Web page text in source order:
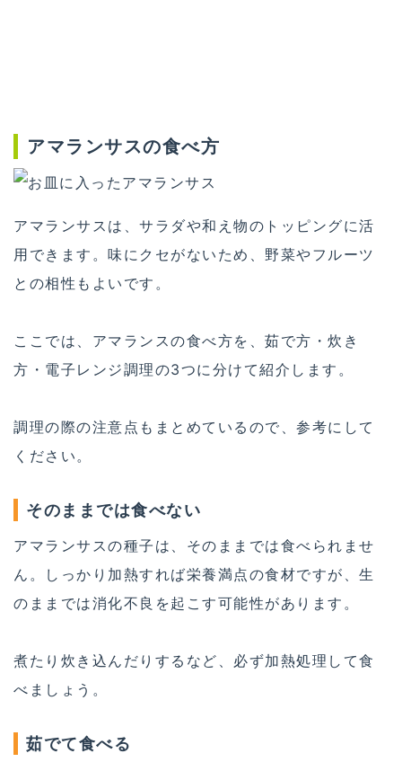
アマランサスの食べ方
アマランサスは、サラダや和え物のトッピングに活
用できます。味にクセがないため、野菜やフルーツ
との相性もよいです。
ここでは、アマランスの食べ方を、茹で方・炊き
方・電子レンジ調理の3つに分けて紹介します。
調理の際の注意点もまとめているので、参考にして
ください。
そのままでは食べない
アマランサスの種子は、そのままでは食べられませ
ん。しっかり加熱すれば栄養満点の食材ですが、生
のままでは消化不良を起こす可能性があります。
煮たり炊き込んだりするなど、必ず加熱処理して食
べましょう。
茹でて食べる